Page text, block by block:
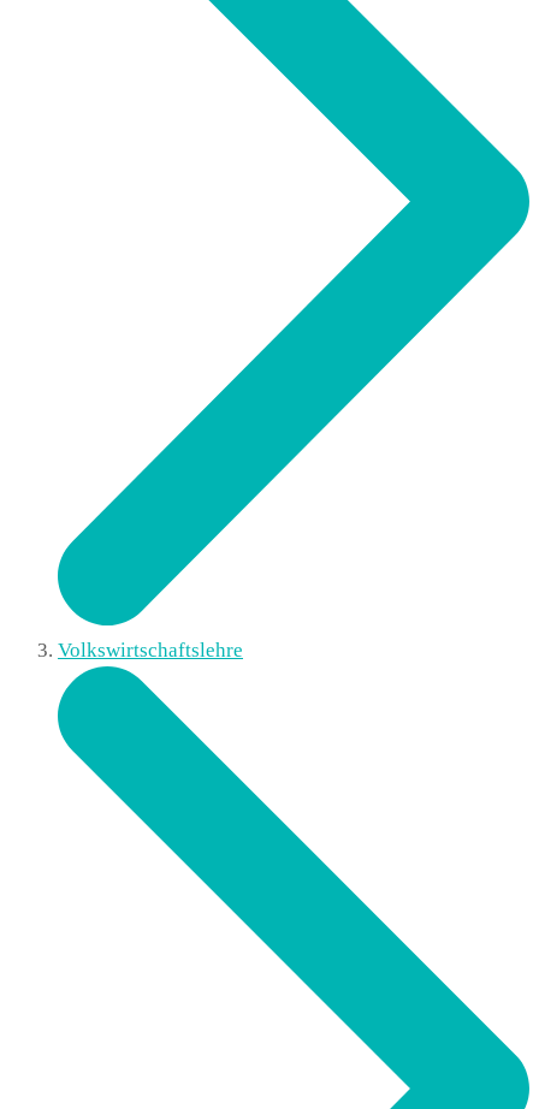
Volkswirtschaftslehre